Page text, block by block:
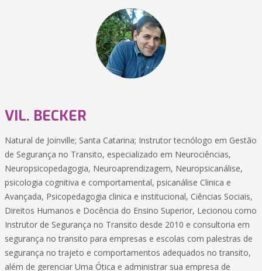
VIL. BECKER
Natural de Joinville; Santa Catarina; Instrutor tecnólogo em Gestão
de Segurança no Transito, especializado em Neurociências,
Neuropsicopedagogia, Neuroaprendizagem, Neuropsicanálise,
psicologia cognitiva e comportamental, psicanálise Clinica e
Avançada, Psicopedagogia clinica e institucional, Ciências Sociais,
Direitos Humanos e Docência do Ensino Superior, Lecionou como
Instrutor de Segurança no Transito desde 2010 e consultoria em
segurança no transito para empresas e escolas com palestras de
segurança no trajeto e comportamentos adequados no transito,
além de gerenciar Uma Ótica e administrar sua empresa de